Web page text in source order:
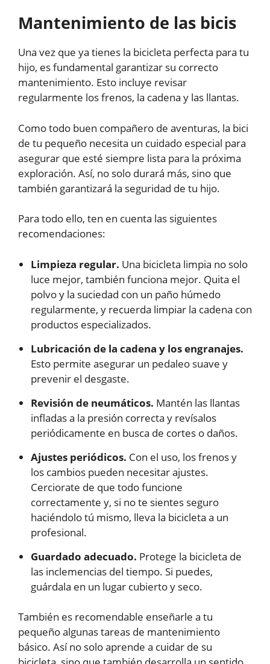
Mantenimiento de las bicis
Una vez que ya tienes la bicicleta perfecta para tu
hijo, es fundamental garantizar su correcto
mantenimiento. Esto incluye revisar
regularmente los frenos, la cadena y las llantas.
Como todo buen compañero de aventuras, la bici
de tu pequeño necesita un cuidado especial para
asegurar que esté siempre lista para la próxima
exploración. Así, no solo durará más, sino que
también garantizará la seguridad de tu hijo.
Para todo ello, ten en cuenta las siguientes
recomendaciones:
Limpieza regular. Una bicicleta limpia no solo
luce mejor, también funciona mejor. Quita el
polvo y la suciedad con un paño húmedo
regularmente, y recuerda limpiar la cadena con
productos especializados.
Lubricación de la cadena y los engranajes.
Esto permite asegurar un pedaleo suave y
prevenir el desgaste.
Revisión de neumáticos. Mantén las llantas
infladas a la presión correcta y revísalos
periódicamente en busca de cortes o daños.
Ajustes periódicos. Con el uso, los frenos y
los cambios pueden necesitar ajustes.
Cerciorate de que todo funcione
correctamente y, si no te sientes seguro
haciéndolo tú mismo, lleva la bicicleta a un
profesional.
Guardado adecuado. Protege la bicicleta de
las inclemencias del tiempo. Si puedes,
guárdala en un lugar cubierto y seco.
También es recomendable enseñarle a tu
pequeño algunas tareas de mantenimiento
básico. Así no solo aprende a cuidar de su